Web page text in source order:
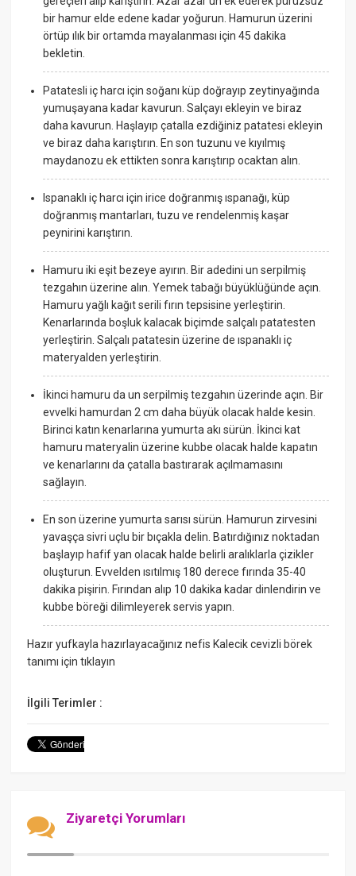
bir hamur elde edene kadar yoğurun. Hamurun üzerini
örtüp ılık bir ortamda mayalanması için 45 dakika
bekletin.
Patatesli iç harcı için soğanı küp doğrayıp zeytinyağında
yumuşayana kadar kavurun. Salçayı ekleyin ve biraz
daha kavurun. Haşlayıp çatalla ezdiğiniz patatesi ekleyin
ve biraz daha karıştırın. En son tuzunu ve kıyılmış
maydanozu ek ettikten sonra karıştırıp ocaktan alın.
Ispanaklı iç harcı için irice doğranmış ıspanağı, küp
doğranmış mantarları, tuzu ve rendelenmiş kaşar
peynirini karıştırın.
Hamuru iki eşit bezeye ayırın. Bir adedini un serpilmiş
tezgahın üzerine alın. Yemek tabağı büyüklüğünde açın.
Hamuru yağlı kağıt serili fırın tepsisine yerleştirin.
Kenarlarında boşluk kalacak biçimde salçalı patatesten
yerleştirin. Salçalı patatesin üzerine de ıspanaklı iç
materyalden yerleştirin.
İkinci hamuru da un serpilmiş tezgahın üzerinde açın. Bir
evvelki hamurdan 2 cm daha büyük olacak halde kesin.
Birinci katın kenarlarına yumurta akı sürün. İkinci kat
hamuru materyalin üzerine kubbe olacak halde kapatın
ve kenarlarını da çatalla bastırarak açılmamasını
sağlayın.
En son üzerine yumurta sarısı sürün. Hamurun zirvesini
yavaşça sivri uçlu bir bıçakla delin. Batırdığınız noktadan
başlayıp hafif yan olacak halde belirli aralıklarla çizikler
oluşturun. Evvelden ısıtılmış 180 derece fırında 35-40
dakika pişirin. Fırından alıp 10 dakika kadar dinlendirin ve
kubbe böreği dilimleyerek servis yapın.
Hazır yufkayla hazırlayacağınız nefis Kalecik cevizli börek
tanımı için tıklayın
İlgili Terimler :
Ziyaretçi Yorumları